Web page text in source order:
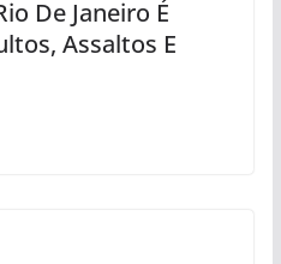
De Janeiro É
Assaltos E